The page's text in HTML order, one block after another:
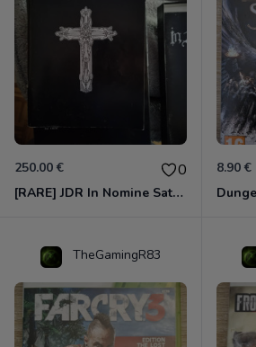
250.00 € 0
[RARE] JDR In Nomine Satanis / Magna Veritas – 1ère Édition BOÎTE (DOS BLANC, 1989) - CROC / Siroz
8.90 €
TheGamingR83